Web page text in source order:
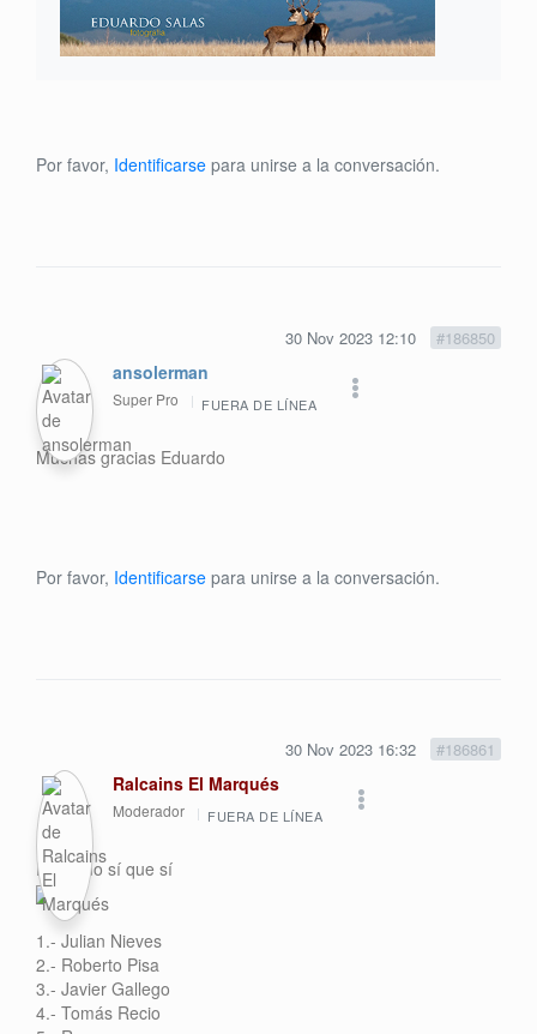
Por favor, Identificarse para unirse a la conversación.
30 Nov 2023 12:10 #186850
ansolerman
Super Pro FUERA DE LÍNEA
Muchas gracias Eduardo
Por favor, Identificarse para unirse a la conversación.
30 Nov 2023 16:32 #186861
Ralcains El Marqués
Moderador FUERA DE LÍNEA
Este año sí que sí
1.- Julian Nieves
2.- Roberto Pisa
3.- Javier Gallego
4.- Tomás Recio